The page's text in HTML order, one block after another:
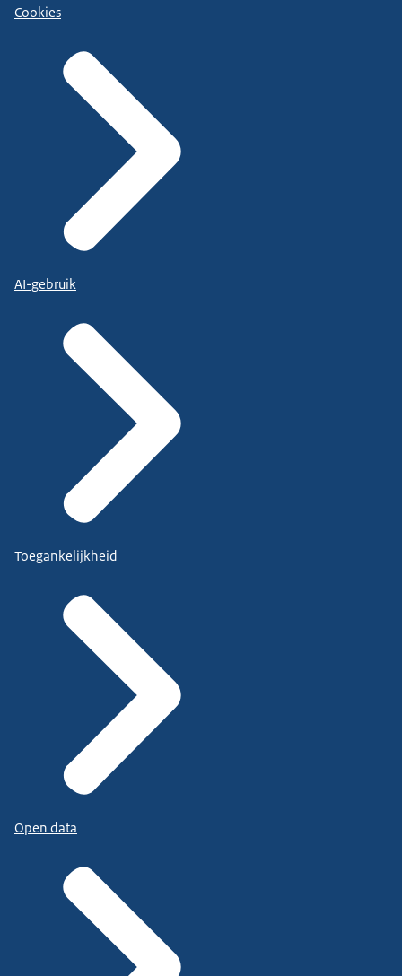
Cookies
AI-gebruik
Toegankelijkheid
Open data